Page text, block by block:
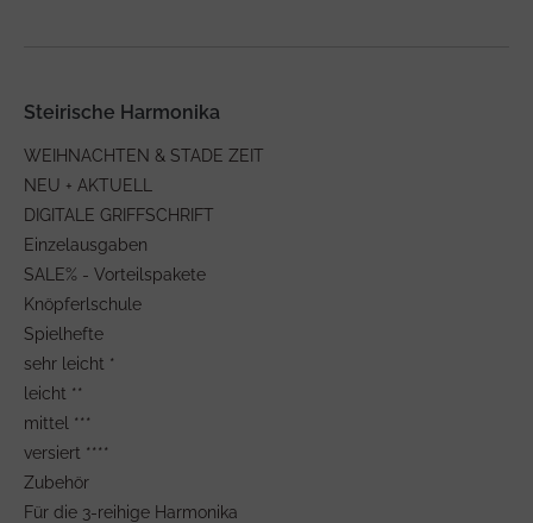
Steirische Harmonika
WEIHNACHTEN & STADE ZEIT
NEU + AKTUELL
DIGITALE GRIFFSCHRIFT
Einzelausgaben
SALE% - Vorteilspakete
Knöpferlschule
Spielhefte
sehr leicht *
leicht **
mittel ***
versiert ****
Zubehör
Für die 3-reihige Harmonika